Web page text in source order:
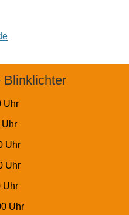
Blinklichter
Uhr
Uhr
Uhr
Uhr
Uhr
Uhr